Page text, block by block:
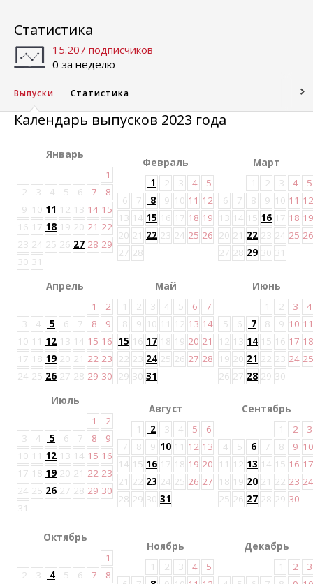
Статистика
15.207 подписчиков
0 за неделю
Выпуски Статистика
Календарь выпусков 2023 года
Январь
1
2
3 4 5 6 7
8
9 10 11 12 13 14 15
16 17 18 19 20 21 22
23 24 25 26 27 28 29
30 31
Февраль
1
2 3 4
5
6
7 8 9 10 11 12
13 14 15 16 17 18 19
20 21 22 23 24 25 26
27 28
Март
1
2 3 4
5
6
7 8 9 10 11 12
13 14 15 16 17 18 19
20 21 22 23 24 25 26
27 28 29 30 31
Апрель
1
2
3
4 5 6 7 8
9
10 11 12 13 14 15 16
17 18 19 20 21 22 23
24 25 26 27 28 29 30
Май
1
2 3 4 5 6
7
8
9 10 11 12 13 14
15 16 17 18 19 20 21
22 23 24 25 26 27 28
29 30 31
Июнь
1
2 3
4
5
6 7 8 9 10 11
12 13 14 15 16 17 18
19 20 21 22 23 24 25
26 27 28 29 30
Июль
1
2
3
4 5 6 7 8
9
10 11 12 13 14 15 16
17 18 19 20 21 22 23
24 25 26 27 28 29 30
31
Август
1
2 3 4 5
6
7
8 9 10 11 12 13
14 15 16 17 18 19 20
21 22 23 24 25 26 27
28 29 30 31
Сентябрь
1
2
3
4
5 6 7 8 9 10
11 12 13 14 15 16 17
18 19 20 21 22 23 24
25 26 27 28 29 30
Октябрь
1
2
3 4 5 6 7 8
Ноябрь
1
2 3 4
5
Декабрь
1
2
3